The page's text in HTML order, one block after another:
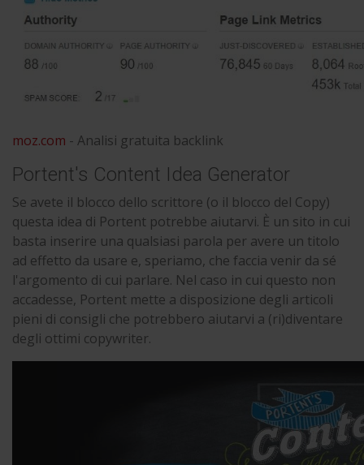
moz.com - Analisi gratuita backlink
Portent's Content Idea Generator
Se avete il blocco dello scrittore (o il blocco del Copy)
questa idea di Portent potrebbe aiutarvi. È un sito in cui
basta inserire una qualsiasi parola per avere un titolo
ad effetto da usare e, speriamo, che faccia venir da sé
l'argomento di cui parlare. Nel caso in cui questo non
accadesse, Portent mette a disposizione degli articoli
pieni di consigli che potrebbero aiutarvi a (ri)diventare
degli ottimi copywriter.